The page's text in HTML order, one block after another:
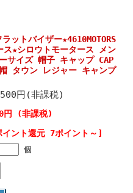
ットバイザー★4610MOTORS
ス★シロウトモータース メン
サイズ 帽子 キャップ CAP
タウン レジャー キャンプ
円(非課税)
円 (非課税)
イント還元 7ポイント～]
個